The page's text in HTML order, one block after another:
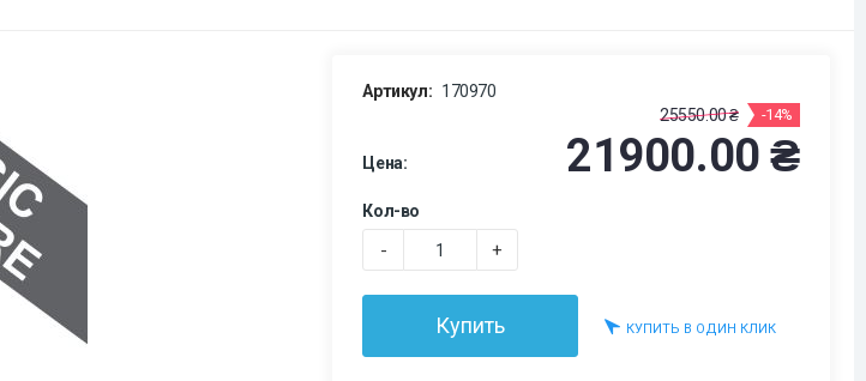
Артикул: 170970
Цена:
25550.00 ₴ -14%
21900.00 ₴
Кол-во
- +
Купить КУПИТЬ В ОДИН КЛИК